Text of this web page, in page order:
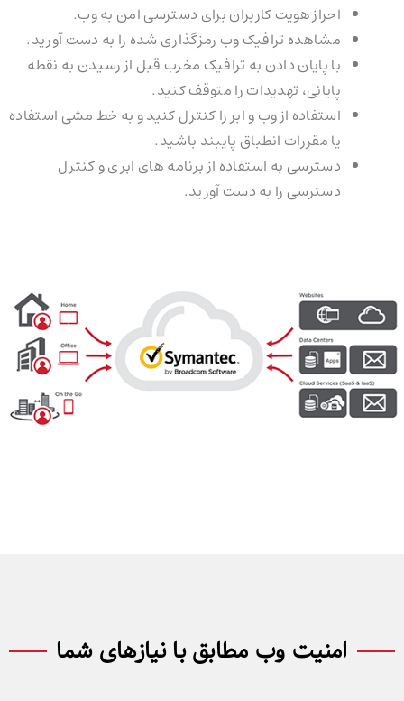
احراز هویت کاربران برای دسترسی امن به وب.
مشاهده ترافیک وب رمزگذاری شده را به دست آورید.
با پایان دادن به ترافیک مخرب قبل از رسیدن به نقطه
پایانی، تهدیدات را متوقف کنید.
استفاده از وب و ابر را کنترل کنید و به خط مشی استفاده
یا مقررات انطباق پایبند باشید.
دسترسی به استفاده از برنامه های ابری و کنترل
دسترسی را به دست آورید.
امنیت وب مطابق با نیازهای شما